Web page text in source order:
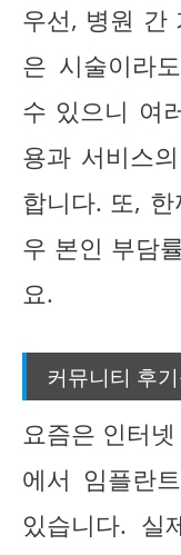
우선, 병원 간
은 시술이라
수 있으니 여
용과 서비스
합니다. 또,
우 본인 부담
요.
커뮤니티 후
요즘은 인터
에서 임플란
있습니다. 실